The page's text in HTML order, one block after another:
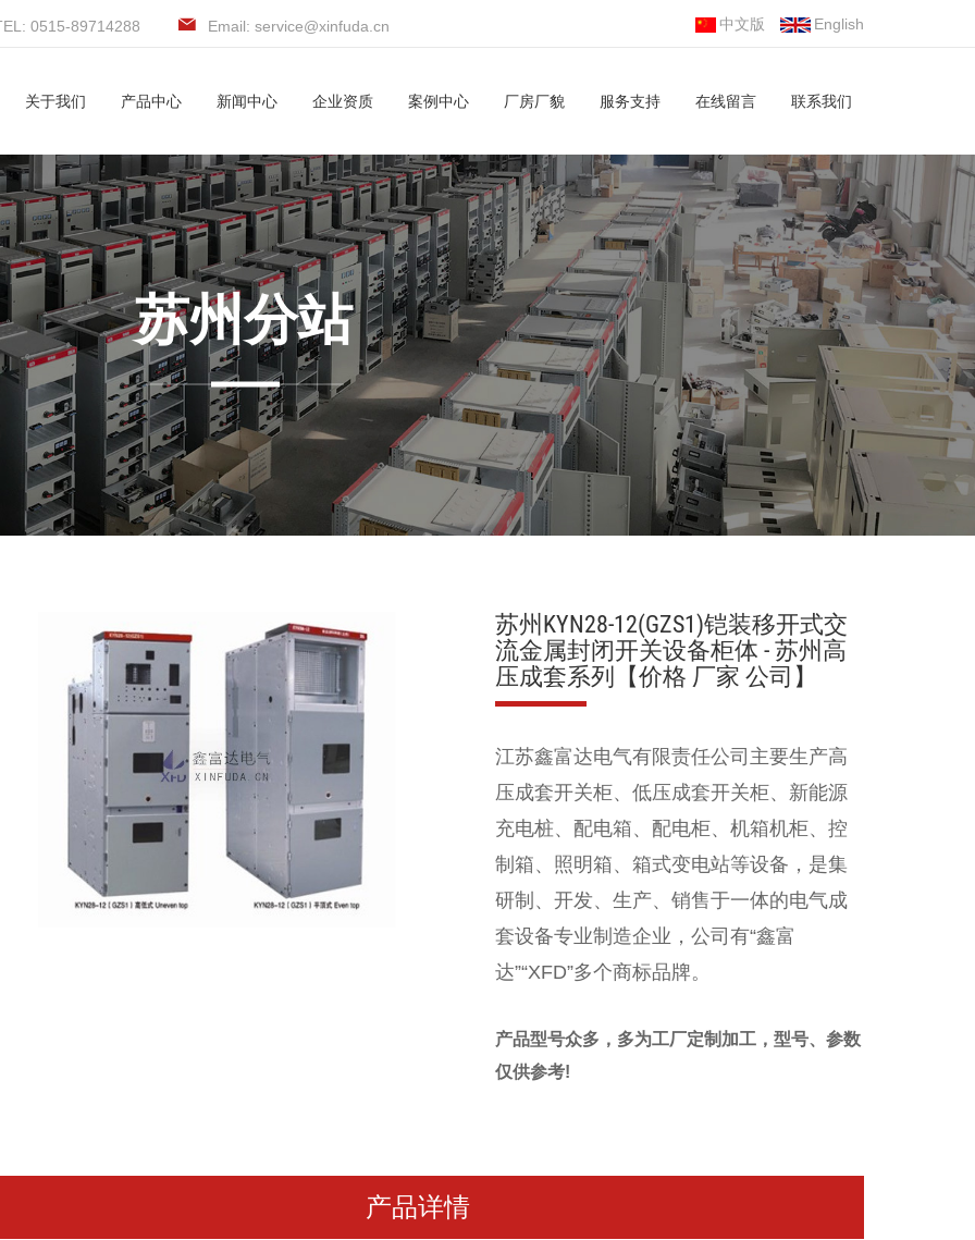
0515-89714288 Email: service@xinfuda.cn 中文版 English
关于我们 产品中心 新闻中心 企业资质 案例中心 厂房厂貌 服务支持 在线留言 联系我们
苏州分站
苏州KYN28-12(GZS1)铠装移开式交
流金属封闭开关设备柜体 - 苏州高
压成套系列【价格 厂家 公司】
江苏鑫富达电气有限责任公司 主要生产高
压成套开关柜、 低压成套开关柜、 新能源
充电桩、 配电箱、 配电柜、 机箱机柜、 控
制箱、照明箱、 箱式变电站等设备，是集
研制、开发、生产、销售于一体的电气成
套设备专业制造企业 ，公司有“鑫富
达”“XFD”多个商标品牌。
产品型号众多，多为工厂定制加工，型号、参数
仅供参考!
产品详情